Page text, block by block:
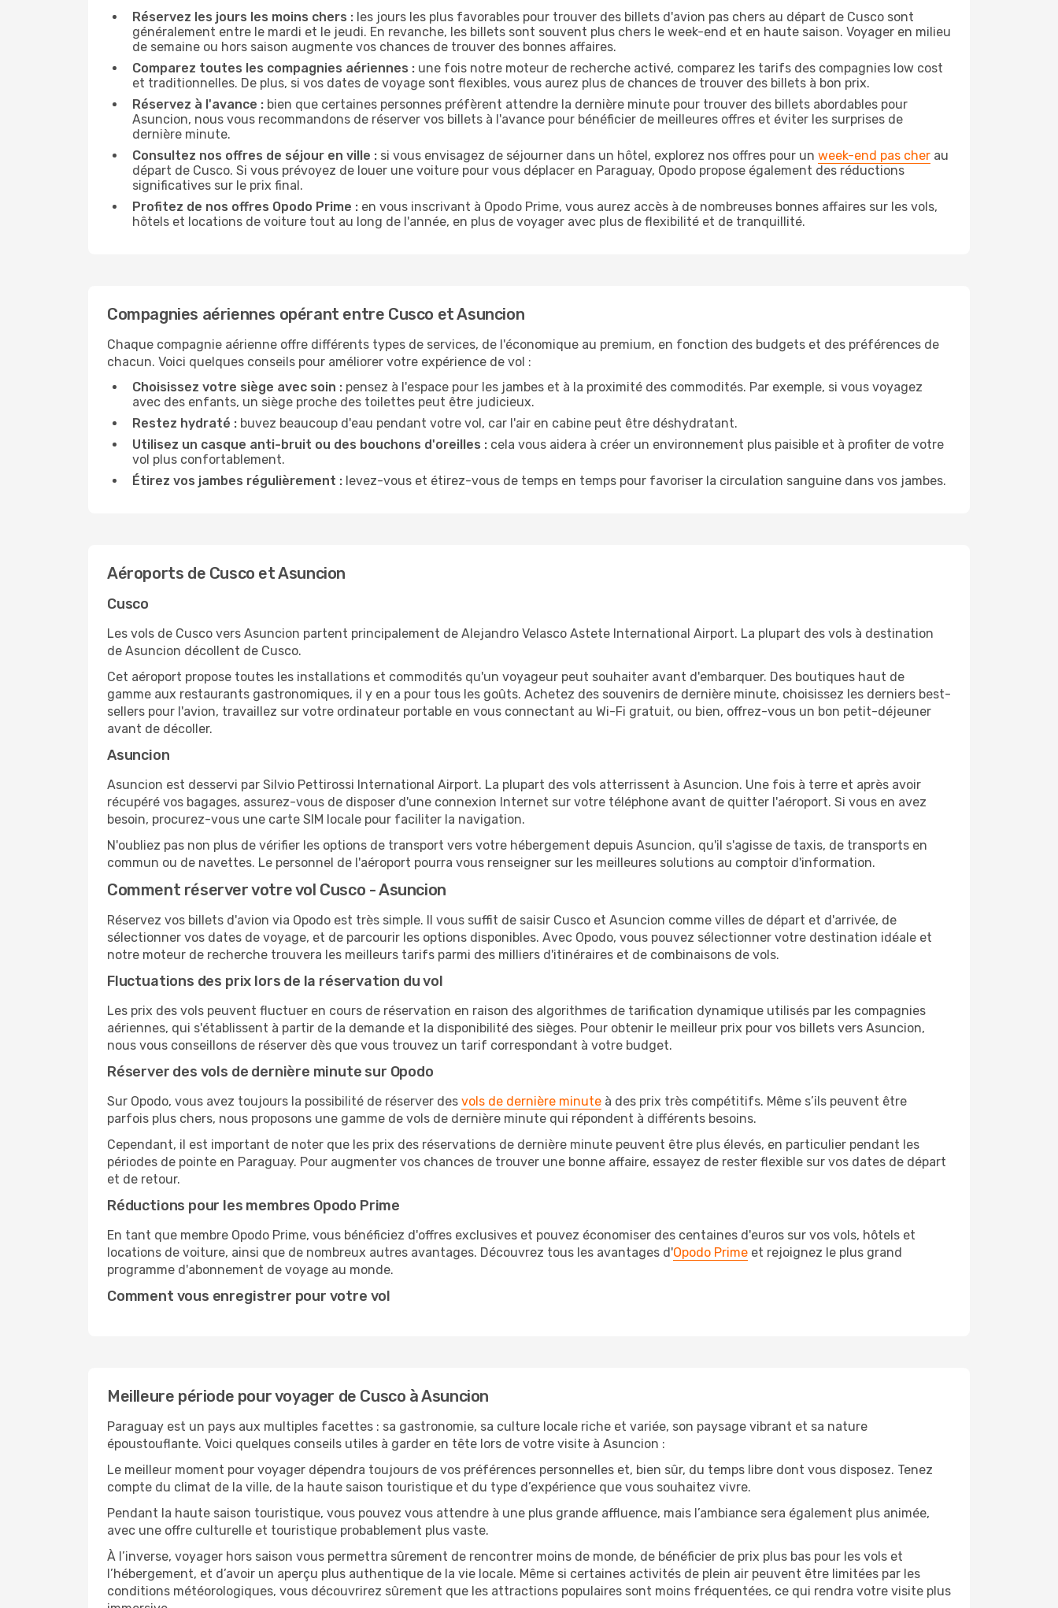
Réservez les jours les moins chers : les jours les plus favorables pour trouver des billets d'avion pas chers au départ de Cusco sont
généralement entre le mardi et le jeudi. En revanche, les billets sont souvent plus chers le week-end et en haute saison. Voyager en milieu
de semaine ou hors saison augmente vos chances de trouver des bonnes affaires.
Comparez toutes les compagnies aériennes : une fois notre moteur de recherche activé, comparez les tarifs des compagnies low cost
et traditionnelles. De plus, si vos dates de voyage sont flexibles, vous aurez plus de chances de trouver des billets à bon prix.
Réservez à l'avance : bien que certaines personnes préfèrent attendre la dernière minute pour trouver des billets abordables pour
Asuncion, nous vous recommandons de réserver vos billets à l'avance pour bénéficier de meilleures offres et éviter les surprises de
dernière minute.
Consultez nos offres de séjour en ville : si vous envisagez de séjourner dans un hôtel, explorez nos offres pour un week-end pas cher au
départ de Cusco. Si vous prévoyez de louer une voiture pour vous déplacer en Paraguay, Opodo propose également des réductions
significatives sur le prix final.
Profitez de nos offres Opodo Prime : en vous inscrivant à Opodo Prime, vous aurez accès à de nombreuses bonnes affaires sur les vols,
hôtels et locations de voiture tout au long de l'année, en plus de voyager avec plus de flexibilité et de tranquillité.
Compagnies aériennes opérant entre Cusco et Asuncion
Chaque compagnie aérienne offre différents types de services, de l'économique au premium, en fonction des budgets et des préférences de
chacun. Voici quelques conseils pour améliorer votre expérience de vol :
Choisissez votre siège avec soin : pensez à l'espace pour les jambes et à la proximité des commodités. Par exemple, si vous voyagez
avec des enfants, un siège proche des toilettes peut être judicieux.
Restez hydraté : buvez beaucoup d'eau pendant votre vol, car l'air en cabine peut être déshydratant.
Utilisez un casque anti-bruit ou des bouchons d'oreilles : cela vous aidera à créer un environnement plus paisible et à profiter de votre
vol plus confortablement.
Étirez vos jambes régulièrement : levez-vous et étirez-vous de temps en temps pour favoriser la circulation sanguine dans vos jambes.
Aéroports de Cusco et Asuncion
Cusco
Les vols de Cusco vers Asuncion partent principalement de Alejandro Velasco Astete International Airport. La plupart des vols à destination
de Asuncion décollent de Cusco.
Cet aéroport propose toutes les installations et commodités qu'un voyageur peut souhaiter avant d'embarquer. Des boutiques haut de
gamme aux restaurants gastronomiques, il y en a pour tous les goûts. Achetez des souvenirs de dernière minute, choisissez les derniers best-
sellers pour l'avion, travaillez sur votre ordinateur portable en vous connectant au Wi-Fi gratuit, ou bien, offrez-vous un bon petit-déjeuner
avant de décoller.
Asuncion
Asuncion est desservi par Silvio Pettirossi International Airport. La plupart des vols atterrissent à Asuncion. Une fois à terre et après avoir
récupéré vos bagages, assurez-vous de disposer d'une connexion Internet sur votre téléphone avant de quitter l'aéroport. Si vous en avez
besoin, procurez-vous une carte SIM locale pour faciliter la navigation.
N'oubliez pas non plus de vérifier les options de transport vers votre hébergement depuis Asuncion, qu'il s'agisse de taxis, de transports en
commun ou de navettes. Le personnel de l'aéroport pourra vous renseigner sur les meilleures solutions au comptoir d'information.
Comment réserver votre vol Cusco - Asuncion
Réservez vos billets d'avion via Opodo est très simple. Il vous suffit de saisir Cusco et Asuncion comme villes de départ et d'arrivée, de
sélectionner vos dates de voyage, et de parcourir les options disponibles. Avec Opodo, vous pouvez sélectionner votre destination idéale et
notre moteur de recherche trouvera les meilleurs tarifs parmi des milliers d'itinéraires et de combinaisons de vols.
Fluctuations des prix lors de la réservation du vol
Les prix des vols peuvent fluctuer en cours de réservation en raison des algorithmes de tarification dynamique utilisés par les compagnies
aériennes, qui s'établissent à partir de la demande et la disponibilité des sièges. Pour obtenir le meilleur prix pour vos billets vers Asuncion,
nous vous conseillons de réserver dès que vous trouvez un tarif correspondant à votre budget.
Réserver des vols de dernière minute sur Opodo
Sur Opodo, vous avez toujours la possibilité de réserver des vols de dernière minute à des prix très compétitifs. Même s’ils peuvent être
parfois plus chers, nous proposons une gamme de vols de dernière minute qui répondent à différents besoins.
Cependant, il est important de noter que les prix des réservations de dernière minute peuvent être plus élevés, en particulier pendant les
périodes de pointe en Paraguay. Pour augmenter vos chances de trouver une bonne affaire, essayez de rester flexible sur vos dates de départ
et de retour.
Réductions pour les membres Opodo Prime
En tant que membre Opodo Prime, vous bénéficiez d'offres exclusives et pouvez économiser des centaines d'euros sur vos vols, hôtels et
locations de voiture, ainsi que de nombreux autres avantages. Découvrez tous les avantages d'Opodo Prime et rejoignez le plus grand
programme d'abonnement de voyage au monde.
Comment vous enregistrer pour votre vol
Meilleure période pour voyager de Cusco à Asuncion
Paraguay est un pays aux multiples facettes : sa gastronomie, sa culture locale riche et variée, son paysage vibrant et sa nature
époustouflante. Voici quelques conseils utiles à garder en tête lors de votre visite à Asuncion :
Le meilleur moment pour voyager dépendra toujours de vos préférences personnelles et, bien sûr, du temps libre dont vous disposez. Tenez
compte du climat de la ville, de la haute saison touristique et du type d’expérience que vous souhaitez vivre.
Pendant la haute saison touristique, vous pouvez vous attendre à une plus grande affluence, mais l’ambiance sera également plus animée,
avec une offre culturelle et touristique probablement plus vaste.
À l’inverse, voyager hors saison vous permettra sûrement de rencontrer moins de monde, de bénéficier de prix plus bas pour les vols et
l’hébergement, et d’avoir un aperçu plus authentique de la vie locale. Même si certaines activités de plein air peuvent être limitées par les
conditions météorologiques, vous découvrirez sûrement que les attractions populaires sont moins fréquentées, ce qui rendra votre visite plus